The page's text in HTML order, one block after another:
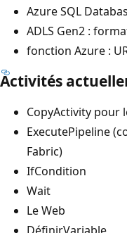
Azure SQL
ADLS Gen2 :
fonction Azure :
Activités
CopyActivity pour
ExecutePipeline
Fabric)
IfCondition
Wait
Le Web
DéfinirVariable